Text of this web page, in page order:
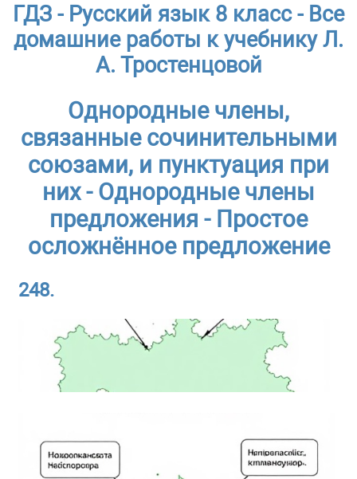
ГДЗ - Русский язык 8 класс - Все
домашние работы к учебнику Л.
А. Тростенцовой
Однородные члены,
связанные сочинительными
союзами, и пунктуация при
них - Однородные члены
предложения - Простое
осложнённое предложение
248.